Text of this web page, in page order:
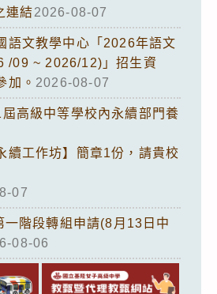
連結2026-08-07
語文教學中心「2026年語文
/09 ~ 2026/12)」招生資
加。 2026-08-07
高級中等學校內永續部門養
續工作坊】簡章1份，請貴校
07
一階段轉組申請(8月13日中
08-06